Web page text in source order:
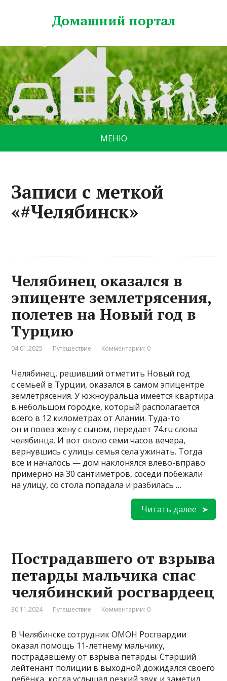
Домашний портал
МЕНЮ
Записи с меткой
«#Челябинск»
Челябинец оказался в
эпиценте землетрясения,
полетев на Новый год в
Турцию
04.01.2025 Путешествие Комментарии: 0
Челябинец, решивший отметить Новый год
с семьей в Турции, оказался в самом эпицентре
землетрясения. У южноуральца имеется квартира
в небольшом городке, который располагается
всего в 12 километрах от Алании. Туда-то
он и повез жену с сыном, передает 74.ru слова
челябинца. И вот около семи часов вечера,
вернувшись с улицы семья села ужинать. Тогда
все и началось — дом наклонялся влево-вправо
примерно на 30 сантиметров, соседи побежали
на улицу, со стола попадала и разбилась …
Читать далее
Пострадавшего от взрыва
петарды мальчика спас
челябинский росгвардеец
30.11.2024 Путешествие Комментарии: 0
В Челябинске сотрудник ОМОН Росгвардии
оказал помощь 11-летнему мальчику,
пострадавшему от взрыва петарды. Старший
лейтенант полиции в выходной дожидался своего